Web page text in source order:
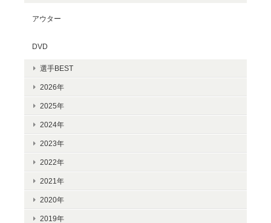
アウター
DVD
選手BEST
2026年
2025年
2024年
2023年
2022年
2021年
2020年
2019年